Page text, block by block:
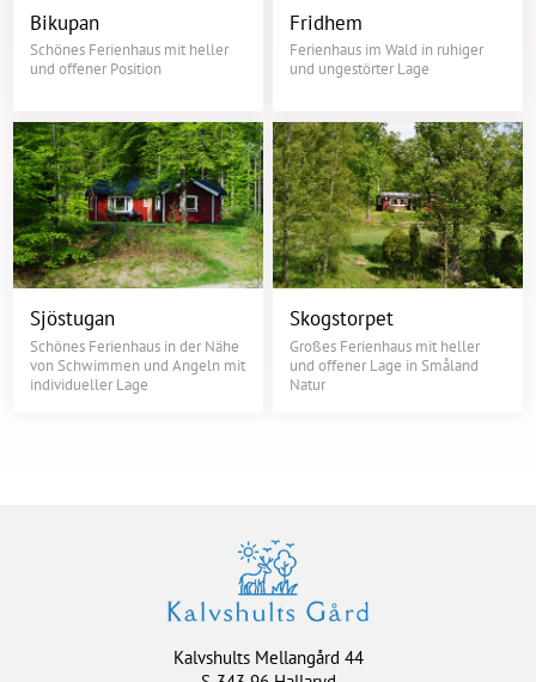
Bikupan
Schönes Ferienhaus mit heller
und offener Position
Fridhem
Ferienhaus im Wald in ruhiger
und ungestörter Lage
Sjöstugan
Schönes Ferienhaus in der Nähe
von Schwimmen und Angeln mit
individueller Lage
Skogstorpet
Großes Ferienhaus mit heller
und offener Lage in Småland
Natur
Kalvshults Mellangård 44